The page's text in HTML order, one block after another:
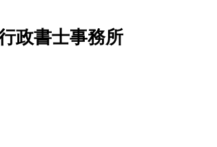
政書士事務所